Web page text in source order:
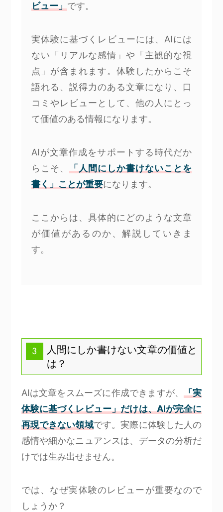
ビュー」です。
実体験に基づくレビューには、AIには
ない「リアルな感情」や「主観的な視
点」が含まれます。体験したからこそ
語れる、説得力のある文章になり、口
コミやレビューとして、他の人にとっ
て価値のある情報になります。
AIが文章作成をサポートする時代だか
らこそ、 「人間にしか書けないことを
書く」ことが重要になります。
ここからは、具体的にどのような文章
が価値があるのか、解説していきま
す。
3
人間にしか書けない文章の価値と
は？
AIは文章をスムーズに作成できますが、「実
体験に基づくレビュー」だけは、AIが完全に
再現できない領域です。実際に体験した人の
感情や細かなニュアンスは、データの分析だ
けでは生み出せません。
では、なぜ実体験のレビューが重要なので
しょうか？